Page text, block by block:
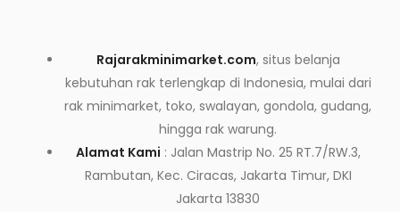
Rajarakminimarket.com, situs belanja
kebutuhan rak terlengkap di Indonesia, mulai dari
rak minimarket, toko, swalayan, gondola, gudang,
hingga rak warung.
Alamat Kami : Jalan Mastrip No. 25 RT.7/RW.3,
Rambutan, Kec. Ciracas, Jakarta Timur, DKI
Jakarta 13830